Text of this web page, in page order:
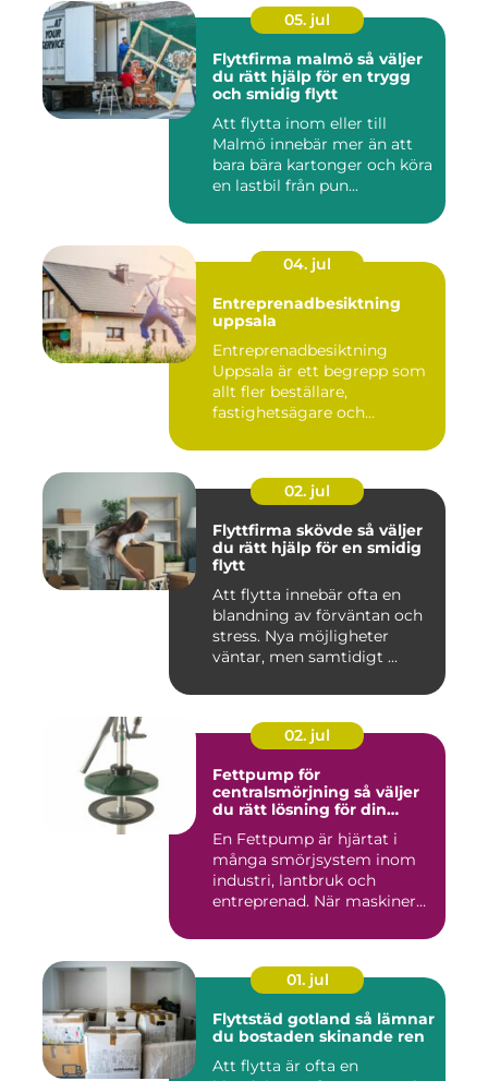
05. jul
Flyttfirma malmö så väljer
du rätt hjälp för en trygg
och smidig flytt
Att flytta inom eller till
Malmö innebär mer än att
bara bära kartonger och köra
en lastbil från pun...
04. jul
Entreprenadbesiktning
uppsala
Entreprenadbesiktning
Uppsala är ett begrepp som
allt fler beställare,
fastighetsägare och
02. jul
Flyttfirma skövde så väljer
du rätt hjälp för en smidig
flytt
Att flytta innebär ofta en
blandning av förväntan och
stress. Nya möjligheter
väntar, men samtidigt ...
02. jul
Fettpump för
centralsmörjning så väljer
du rätt lösning för din
En Fettpump är hjärtat i
många smörjsystem inom
industri, lantbruk och
entreprenad. När maskiner
01. jul
Flyttstäd gotland så lämnar
du bostaden skinande ren
Att flytta är ofta en